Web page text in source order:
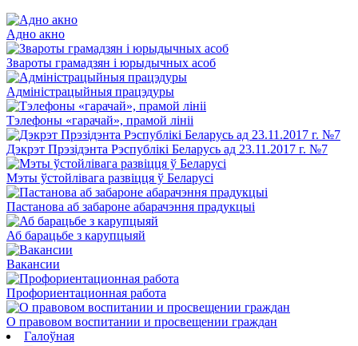
Адно акно
Звароты грамадзян і юрыдычных асоб
Адміністрацыйныя працэдуры
Тэлефоны «гарачай», прамой лініі
Дэкрэт Прэзідэнта Рэспублікі Беларусь ад 23.11.2017 г. №7
Мэты ўстойлівага развіцця ў Беларусі
Пастанова аб забароне абарачэння прадукцыі
Аб барацьбе з карупцыяй
Вакансии
Профориентационная работа
О правовом воспитании и просвещении граждан
Галоўная